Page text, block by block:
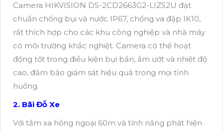
Camera HIKVISION DS-2CD2663G2-LIZS2U đạt
chuẩn chống bụi và nước IP67, chống va đập IK10,
rất thích hợp cho các khu công nghiệp và nhà máy
có môi trường khắc nghiệt. Camera có thể hoạt
động tốt trong điều kiện bụi bẩn, ẩm ướt và nhiệt độ
cao, đảm bảo giám sát hiệu quả trong mọi tình
huống.
2. Bãi Đỗ Xe
Với tầm xa hồng ngoại 60m và tính năng phát hiện